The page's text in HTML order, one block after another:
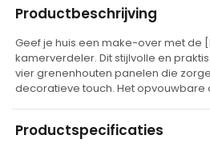
t
e
r
a
Productbeschrijving
Geef je huis een make-over met de
kamerverdeler. Dit stijlvolle en
vier grenenhouten panelen die
decoratieve touch. Het opvouwbare
Productspecificaties